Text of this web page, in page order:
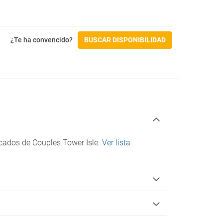
Campo de golf
Accesibilidad
Salida hasta las 11:00
¿Te ha convencido? BUSCAR DISPONIBILIDAD
de Couples Tower Isle. Ver lista